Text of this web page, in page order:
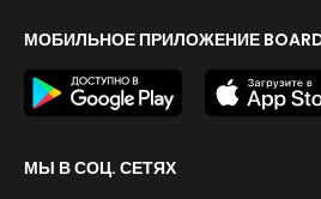
МОБИЛЬНОЕ ПРИЛОЖЕНИЕ
МЫ В СОЦ. СЕТЯХ